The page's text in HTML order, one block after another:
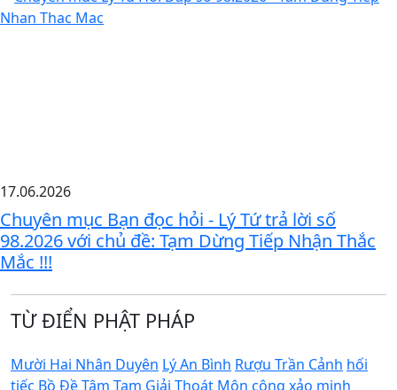
17.06.2026
Chuyên mục Bạn đọc hỏi - Lý Tứ trả lời số
98.2026 với chủ đề: Tạm Dừng Tiếp Nhận Thắc
Mắc !!!
TỪ ĐIỂN PHẬT PHÁP
Mười Hai Nhân Duyên Lý An Bình Rượu Trần Cảnh hối
tiếc Bồ Đề Tâm Tam Giải Thoát Môn công xảo minh